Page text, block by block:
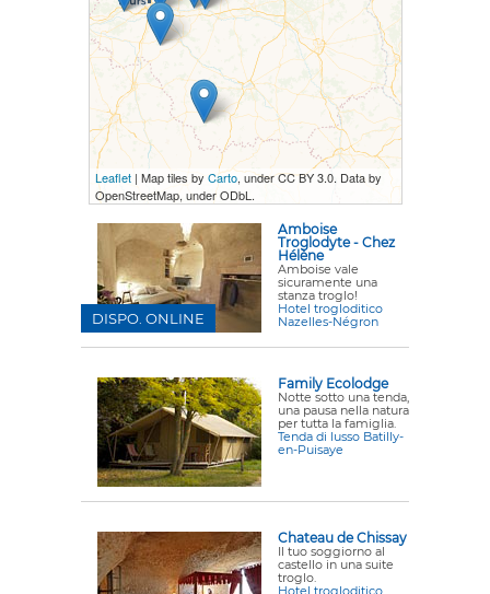
Leaflet| Map tiles by Carto, under CC BY 3.0. Data by
OpenStreetMap, under ODbL.
Amboise
Troglodyte - Chez
Hélène
Amboise vale
sicuramente una
stanza troglo!
Hotel trogloditico
Nazelles-Négron
DISPO. ONLINE
Family Ecolodge
Notte sotto una tenda,
una pausa nella natura
per tutta la famiglia.
Tenda di lusso Batilly-
en-Puisaye
Chateau de Chissay
Il tuo soggiorno al
castello in una suite
troglo.
Hotel trogloditico